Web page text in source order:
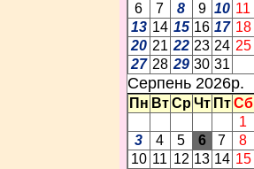
6
7 8 9 10 11
13 14 15 16 17 18
20 21 22 23 24 25
27 28 29 30 31
Серпень 2026p.
Пн Вт Ср Чт Пт Сб
1
3
4 5 6 7 8
10 11 12 13 14 15